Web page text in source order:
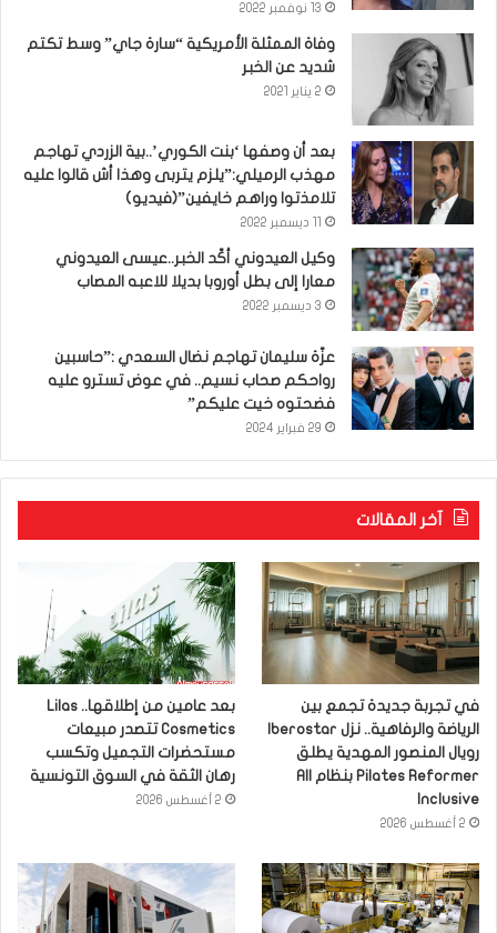
13 نوفمبر 2022
وفاة الممثلة الأمريكية “سارة جاي” وسط تكتم
شديد عن الخبر
2 يناير 2021
بعد أن وصفها ‘بنت الكوري’..بية الزردي تهاجم
مهذب الرميلي:”يلزم يتربى وهذا أش قالوا عليه
تلامذتوا وراهم خايفين”(فيديو)
وكيل العيدوني أكّد الخبر..عيسى العيدوني
معارا إلى بطل أوروبا بديلا للاعبه المصاب
3 ديسمبر 2022
عزّة سليمان تهاجم نضال السعدي :”حاسبين
رواحكم صحاب نسيم.. في عوض تسترو عليه
فضحتوه خيت عليكم”
29 فبراير 2024
آخر المقالات
في تجربة جديدة تجمع بين
رويال المنصور المهدية يطلق
Pilates Reformer بنظام All
Inclusive
2 أغسطس 2026
بعد عامين من إطلاقها.. Lilas
Cosmetics تتصدر مبيعات
مستحضرات التجميل وتكسب
رهان الثقة في السوق التونسية
2 أغسطس 2026